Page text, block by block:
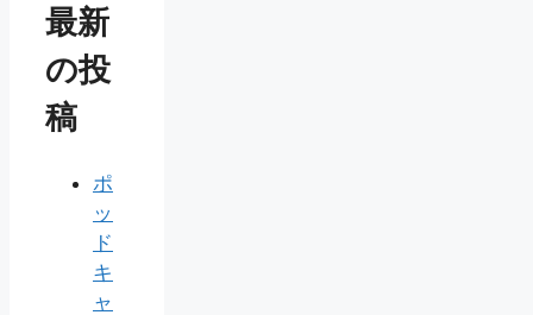
最新
の投
稿
ポ
ッ
ド
キ
ャ